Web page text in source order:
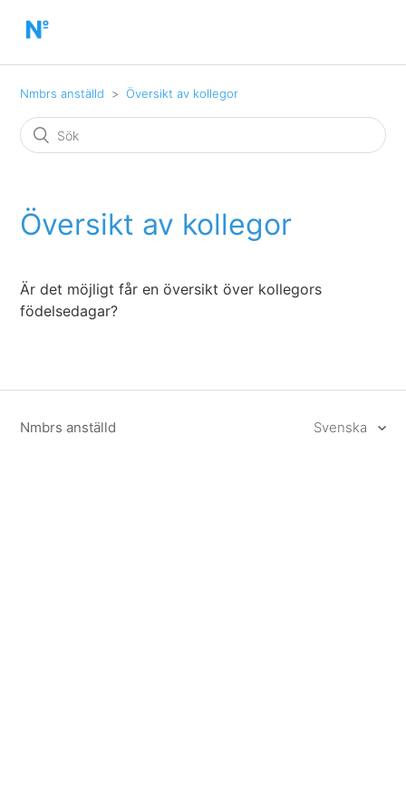
Nmbrs anställd Översikt av kollegor
Översikt av kollegor
Är det möjligt får en översikt över kollegors
födelsedagar?
Nmbrs anställd Svenska